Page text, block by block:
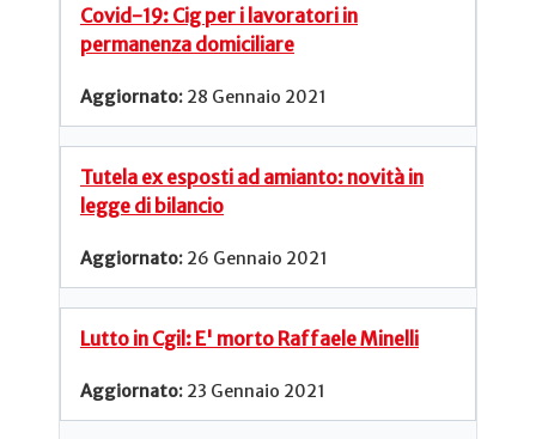
Covid-19: Cig per i lavoratori in
permanenza domiciliare
28 Gennaio 2021
Tutela ex esposti ad amianto: novità in
legge di bilancio
26 Gennaio 2021
Lutto in Cgil: E' morto Raffaele Minelli
23 Gennaio 2021